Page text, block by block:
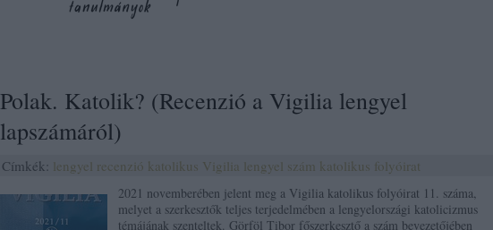
Polak. Katolik? (Recenzió a Vigilia lengyel
lapszámáról)
Címkék: lengyel recenzió katolikus Vigilia lengyel szám katolikus folyóirat
2021 novemberében jelent meg a Vigilia katolikus folyóirat 11. száma,
melyet a szerkesztők teljes terjedelmében a lengyelországi katolicizmus
témájának szenteltek. Görföl Tibor főszerkesztő a szám bevezetőjében